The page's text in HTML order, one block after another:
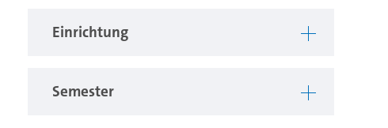
Einrichtung
Semester